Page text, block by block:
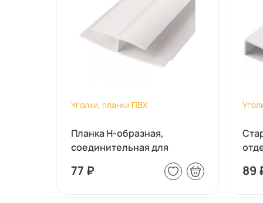
Уголки, планки ПВХ
Планка Н-образная,
соединительная для
77 ₽ 89